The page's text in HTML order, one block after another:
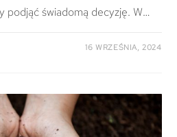
podjąć świadomą decyzję. W…
16 WRZEŚNIA, 2024